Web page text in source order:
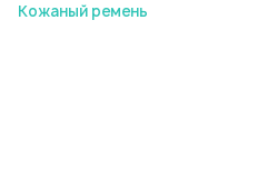
Кожаный ремень